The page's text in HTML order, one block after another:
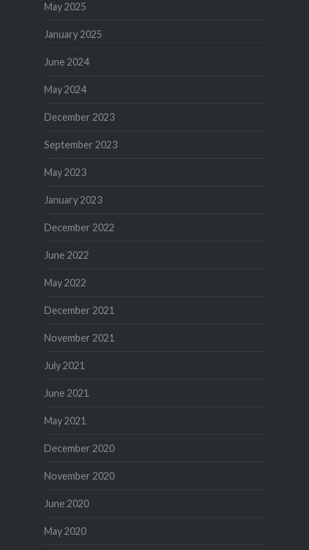
May 2025
January 2025
June 2024
May 2024
December 2023
September 2023
May 2023
January 2023
December 2022
June 2022
May 2022
December 2021
November 2021
July 2021
June 2021
May 2021
December 2020
November 2020
June 2020
May 2020